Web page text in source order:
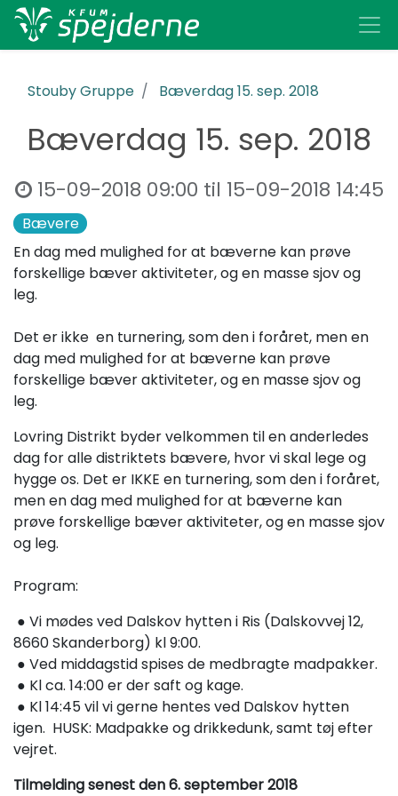
Stouby Gruppe Bæverdag 15. sep. 2018
Bæverdag 15. sep. 2018
15-09-2018 09:00 til 15-09-2018 14:45
​Bævere
En dag med mulighed for at bæverne kan prøve
forskellige bæver aktiviteter, og en masse sjov og
leg.
Det er ikke en turnering, som den i foråret, men en
dag med mulighed for at bæverne kan prøve
forskellige bæver aktiviteter, og en masse sjov og
leg.
Lovring Distrikt byder velkommen til en anderledes
dag for alle distriktets bævere, hvor vi skal lege og
hygge os. Det er IKKE en turnering, som den i foråret,
men en dag med mulighed for at bæverne kan
prøve forskellige bæver aktiviteter, og en masse sjov
og leg.
Program:
● Vi mødes ved ​Dalskov hytten i Ris (​Dalskovvej 12,
8660 Skanderborg​) kl 9:00.
● Ved middagstid spises de medbragte madpakker.
● Kl ca. 14:00 er der saft og kage.
● Kl 14:45 vil vi gerne hentes ved ​Dalskov hytten​
igen. HUSK: Madpakke og drikkedunk, samt tøj efter
vejret.
Tilmelding senest den 6. september 2018